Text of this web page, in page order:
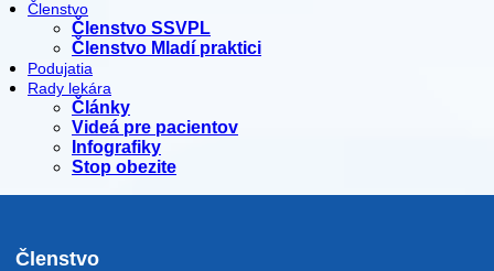
Členstvo
Členstvo SSVPL
Členstvo Mladí praktici
Podujatia
Rady lekára
Články
Videá pre pacientov
Infografiky
Stop obezite
Členstvo